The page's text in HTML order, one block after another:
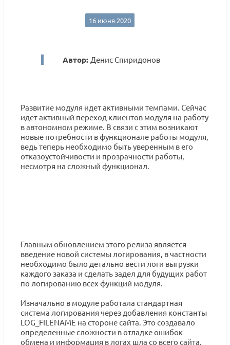
16 июня 2020
Автор: Денис Спиридонов
Развитие модуля идет активными темпами. Сейчас
идет активный переход клиентов модуля на работу
в автономном режиме. В связи с этим возникают
новые потребности в функционале работы модуля,
ведь теперь необходимо быть уверенным в его
отказоустойчивости и прозрачности работы,
несмотря на сложный функционал.
Главным обновлением этого релиза является
введение новой системы логирования, в частности
необходимо было детально вести логи выгрузки
каждого заказа и сделать задел для будущих работ
по логированию всех функций модуля.
Изначально в модуле работала стандартная
система логирования через добавления константы
LOG_FILENAME на стороне сайта. Это создавало
определенные сложности в отладке ошибок
обмена и информация в логах шла со всего сайта,